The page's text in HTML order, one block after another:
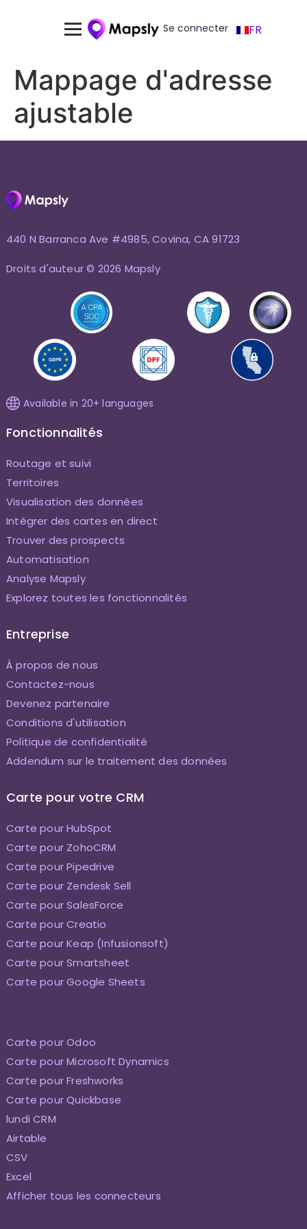
Se connecter FR
Mappage d'adresse
ajustable
440 N Barranca Ave #4985, Covina, CA 91723
Droits d'auteur © 2026 Mapsly
Available in 20+ languages
Fonctionnalités
Routage et suivi
Territoires
Visualisation des données
Intégrer des cartes en direct
Trouver des prospects
Automatisation
Analyse Mapsly
Explorez toutes les fonctionnalités
Entreprise
À propos de nous
Contactez-nous
Devenez partenaire
Conditions d'utilisation
Politique de confidentialité
Addendum sur le traitement des données
Carte pour votre CRM
Carte pour HubSpot
Carte pour ZohoCRM
Carte pour Pipedrive
Carte pour Zendesk Sell
Carte pour SalesForce
Carte pour Creatio
Carte pour Keap (Infusionsoft)
Carte pour Smartsheet
Carte pour Google Sheets
Carte pour Odoo
Carte pour Microsoft Dynamics
Carte pour Freshworks
Carte pour Quickbase
lundi CRM
Airtable
CSV
Excel
Afficher tous les connecteurs